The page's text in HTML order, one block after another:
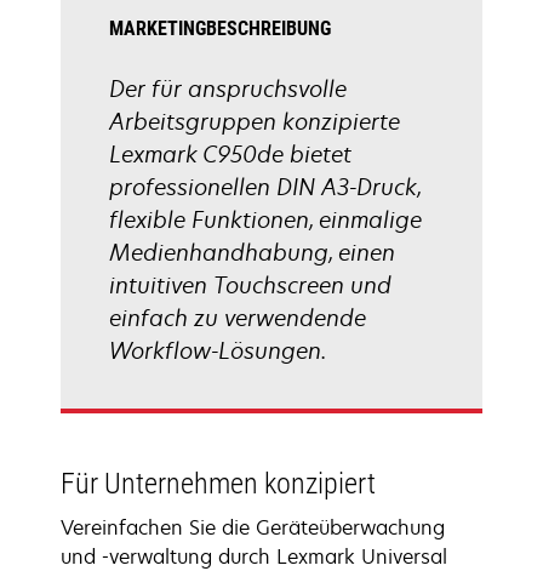
MARKETINGBESCHREIBUNG
Der für anspruchsvolle
Arbeitsgruppen konzipierte
Lexmark C950de bietet
professionellen DIN A3-Druck,
flexible Funktionen, einmalige
Medienhandhabung, einen
intuitiven Touchscreen und
einfach zu verwendende
Workflow-Lösungen.
Für Unternehmen konzipiert
Vereinfachen Sie die Geräteüberwachung
und -verwaltung durch Lexmark Universal